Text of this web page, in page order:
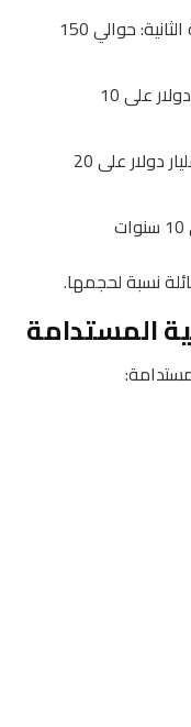
إعادة إعمار أوروبا بعد الحرب العالمية الثانية: حوالي 150
إعادة إعمار العراق: حوالي 200 مليار دولار على 10
إعادة إعمار أفغانستان: حوالي 133 مليار دولار على 20
نسبة لحجمها.
المستدامة